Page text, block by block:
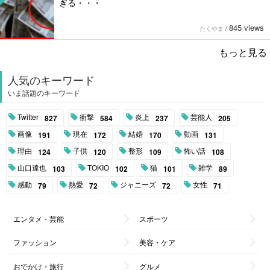
ぎる・・・
たくやま / 845 views
もっと見る
人気のキーワード
いま話題のキーワード
Twitter 827 衝撃 584 炎上 237 芸能人 205
画像 191 現在 172 結婚 170 動画 131
理由 124 子供 120 整形 109 怖い話 108
山口達也 103 TOKIO 102 猫 101 雑学 89
感動 79 熱愛 72 ジャニーズ 72 女性 71
エンタメ・芸能 スポーツ
ファッション 美容・ケア
おでかけ・旅行 グルメ